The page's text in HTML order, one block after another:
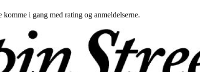
i gang med rating og anmeldelserne.